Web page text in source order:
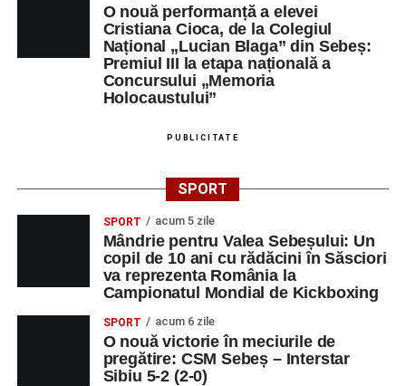
O nouă performanță a elevei
Cristiana Cioca, de la Colegiul
Național „Lucian Blaga” din Sebeș:
Premiul III la etapa națională a
Concursului „Memoria
Holocaustului”
PUBLICITATE
SPORT
SPORT acum 5 zile
Mândrie pentru Valea Sebeșului: Un
copil de 10 ani cu rădăcini în Săsciori
va reprezenta România la
Campionatul Mondial de Kickboxing
SPORT acum 6 zile
O nouă victorie în meciurile de
pregătire: CSM Sebeș – Interstar
Sibiu 5-2 (2-0)